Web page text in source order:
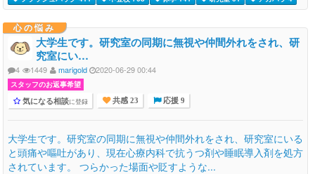
心の悩み
大学生です。研究室の同期に無視や仲間外れをされ、研
究室にい…
4 1449 marigold 2020-06-29 00:44
スタッフのお返事希望
気になる相談に登録 共感 23 応援 9
大学生です。研究室の同期に無視や仲間外れをされ、研究室にいる
と頭痛や嘔吐があり、現在心療内科で抗うつ剤や睡眠導入剤を処方
されています。 つらかった場面や貶すような...